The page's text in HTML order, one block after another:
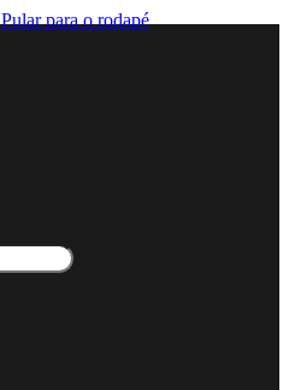
Pular para o rodapé